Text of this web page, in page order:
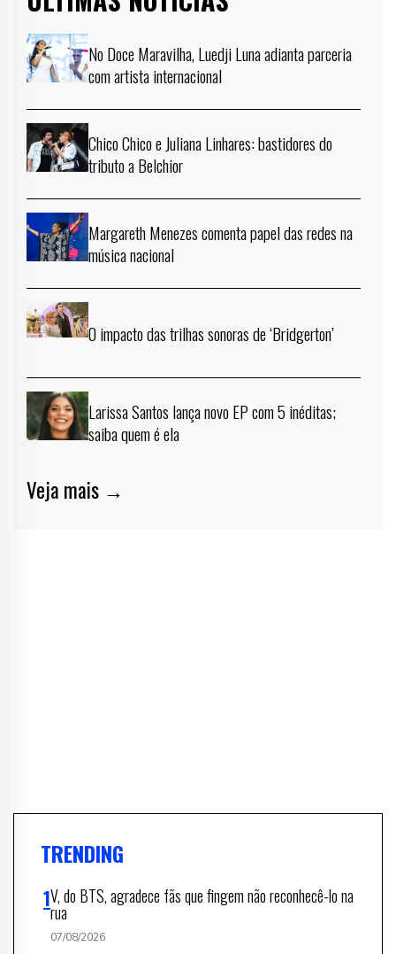
No Doce Maravilha, Luedji Luna adianta parceria
com artista internacional
Chico Chico e Juliana Linhares: bastidores do
tributo a Belchior
Margareth Menezes comenta papel das redes na
música nacional
O impacto das trilhas sonoras de ‘Bridgerton’
Larissa Santos lança novo EP com 5 inéditas;
saiba quem é ela
Veja mais →
TRENDING
V, do BTS, agradece fãs que fingem não reconhecê-lo na
rua
07/08/2026